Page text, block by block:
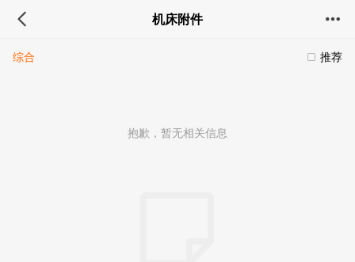
机床附件
推荐
综合
抱歉，暂无相关信息